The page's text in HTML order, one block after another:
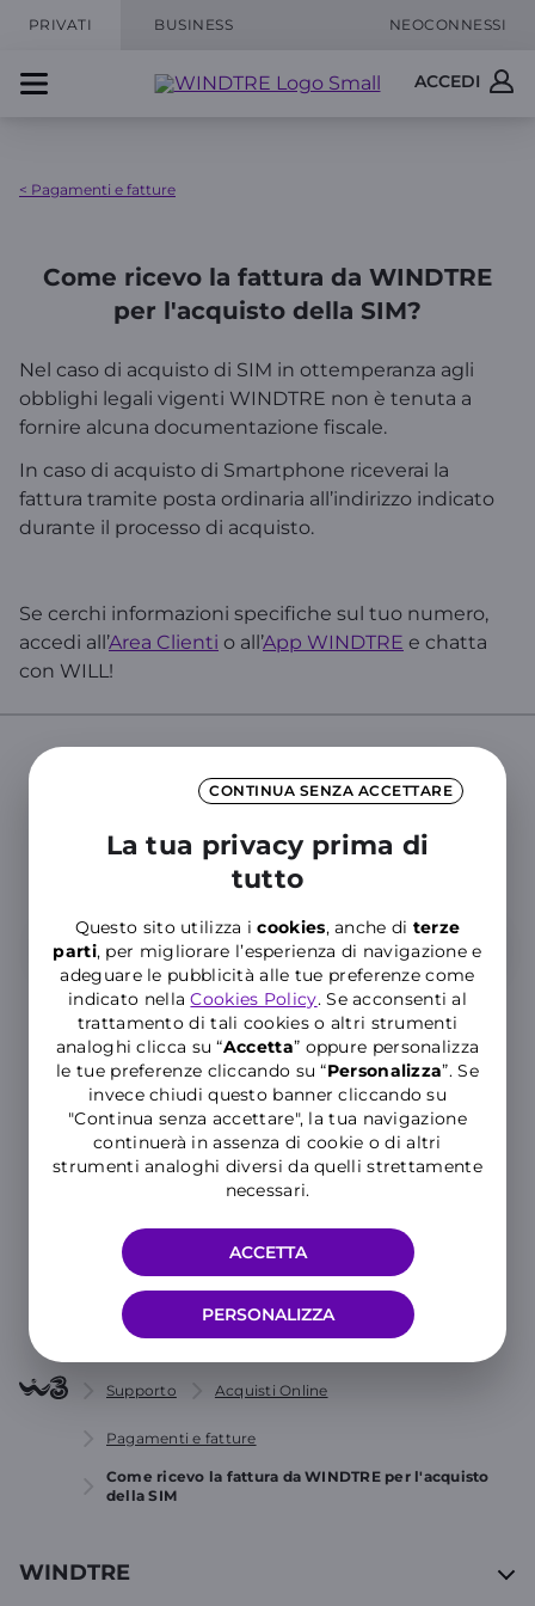
CONTINUA SENZA ACCETTARE
La tua privacy prima di
tutto
Questo sito utilizza icookies, anche di terze
parti, per migliorare l’esperienza di navigazione e
adeguare le pubblicità alle tue preferenze come
indicato nellaCookies Policy. Se acconsenti al
trattamento di tali cookies o altri strumenti
analoghi clicca su “Accetta” oppure personalizza
le tue preferenze cliccando su “Personalizza”. Se
invece chiudi questo banner cliccando su
"Continua senza accettare", la tua navigazione
continuerà in assenza di cookie o di altri
strumenti analoghi diversi da quelli strettamente
necessari.
PERSONALIZZA
ACCETTA
PRIVATI BUSINESS NEOCONNESSI
ACCEDI
< Pagamenti e fatture
Come ricevo la fattura da WINDTRE
per l'acquisto della SIM?
Nel caso di acquisto di SIM in ottemperanza agli
obblighi legali vigenti WINDTRE non è tenuta a
fornire alcuna documentazione fiscale.
In caso di acquisto di Smartphone riceverai la
fattura tramite posta ordinaria all’indirizzo indicato
durante il processo di acquisto.
Se cerchi informazioni specifiche sul tuo numero,
accedi all’Area Clienti o all’App WINDTRE e chatta
con WILL!
Cerca nelle Domande Frequenti del
Supporto WINDTRE
Inserisci almeno tre caratteri per cercare nelle FAQ
Hai ancora bisogno di aiuto?
MOSTRA TUTTE LE CATEGORIE
CONTATTACI
Supporto Acquisti Online
Pagamenti e fatture
Come ricevo la fattura da WINDTRE per l'acquisto
della SIM
WINDTRE